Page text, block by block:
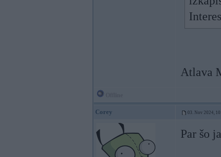
Atlava
Corey 03. Nov 2024,
Par šo